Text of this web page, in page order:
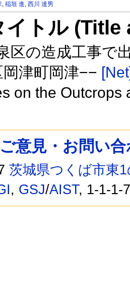
,稲垣 進,西川 達男
イトル
区の造成工事で
津町岡津−−
on the Outcrops
ご意見・お問い
茨城県つくば市東
, GSJ/AIST, 1-1-1-